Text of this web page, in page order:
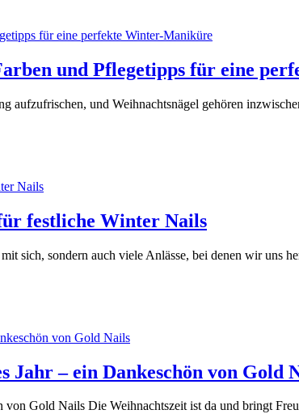
und Pflegetipps für eine
aufzufrischen, und Weihnachtsnägel gehören
festliche Winter Nails
sich, sondern auch viele Anlässe, bei denen wir uns
Jahr – ein Dankeschön von Gold
von Gold Nails Die Weihnachtszeit ist da und bringt